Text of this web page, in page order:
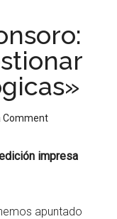
Comment
impresa
apuntado